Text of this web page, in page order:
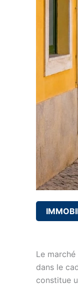
Le
dans le
constitue